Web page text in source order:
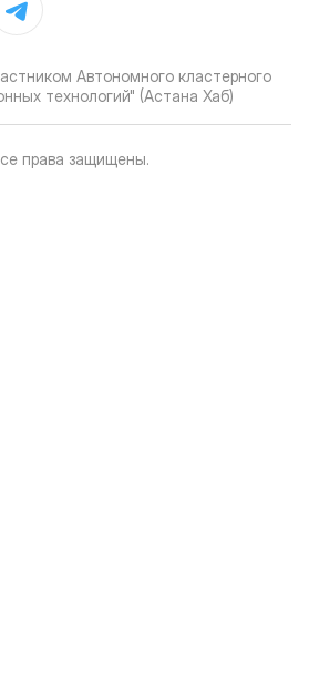
Автономного кластерного
технологий" (Астана Хаб)
права защищены.